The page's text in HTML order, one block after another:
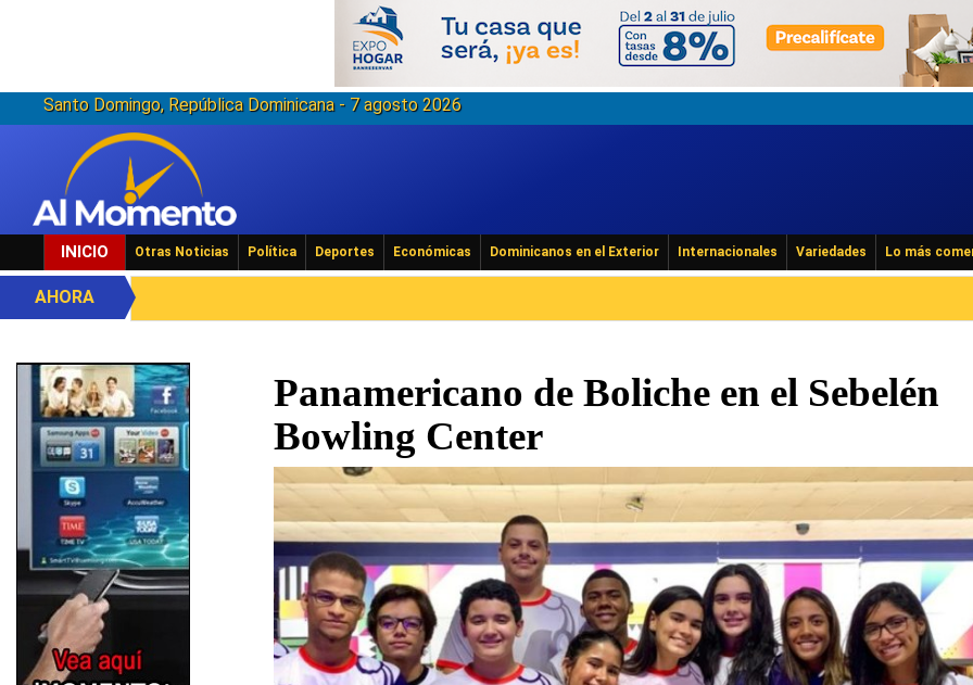
Santo Domingo, República Dominicana - 7 agosto 2026
INICIO Otras Noticias Política Deportes Económicas Dominicanos en el Exterior Internacionales Variedades Lo más
AHORA
Panamericano de Boliche en el Sebelén
Bowling Center